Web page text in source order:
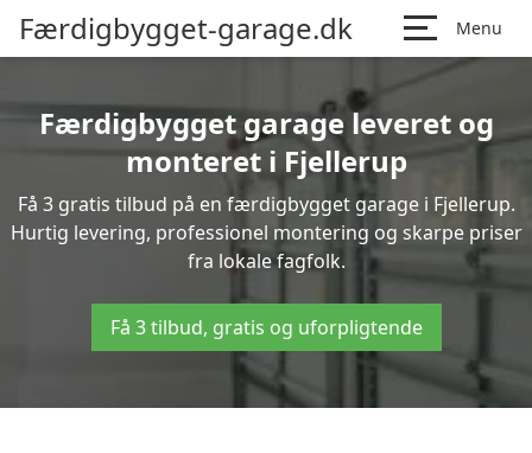
Færdigbygget-garage.dk Menu
Færdigbygget garage leveret og
monteret i Fjellerup
Få 3 gratis tilbud på en færdigbygget garage i Fjellerup.
Hurtig levering, professionel montering og skarpe priser
fra lokale fagfolk.
Få 3 tilbud, gratis og uforpligtende